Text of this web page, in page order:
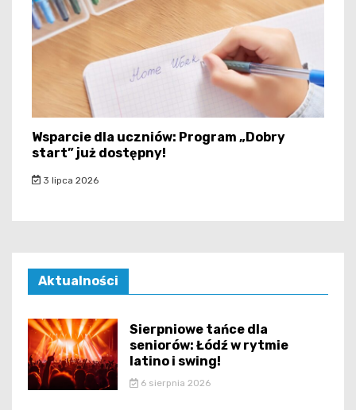
Wsparcie dla uczniów: Program „Dobry
start” już dostępny!
3 lipca 2026
Aktualności
Sierpniowe tańce dla
seniorów: Łódź w rytmie
latino i swing!
6 sierpnia 2026